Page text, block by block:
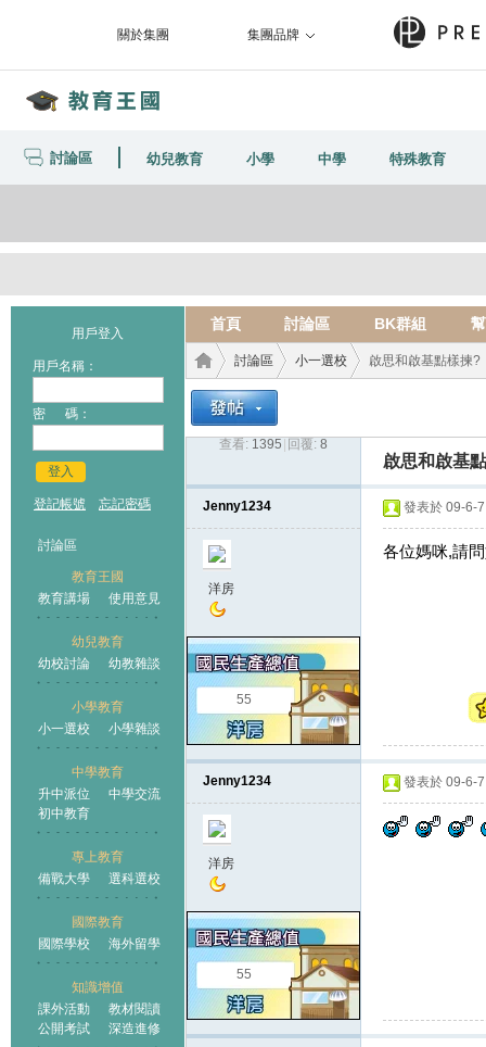
關於集團 集團品牌
討論區 幼兒教育 小學 中學 特殊教育
用戶登入
用戶名稱：
密 碼：
登入
登記帳號 忘記密碼
討論區
教育王國
教育講場
使用意見
幼兒教育
幼校討論
幼教雜談
小學教育
小一選校
小學雜談
中學教育
升中派位
中學交流
初中教育
專上教育
備戰大學
選科選校
國際教育
國際學校
海外留學
知識增值
課外活動
教材閱讀
公開考試
深造進修
首頁 討論區 BK群組
王國
討論區
›
小一選校 啟思和啟基點樣揀?
查看: 1395 回覆: 8
啟思和啟基
Jenny1234
洋房
55
發表於 09-6-
各位媽咪,請
Jenny1234
洋房
55
發表於 09-6-